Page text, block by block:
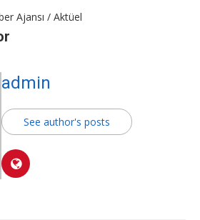
Ajansı / Aktüel
admin
See author's posts